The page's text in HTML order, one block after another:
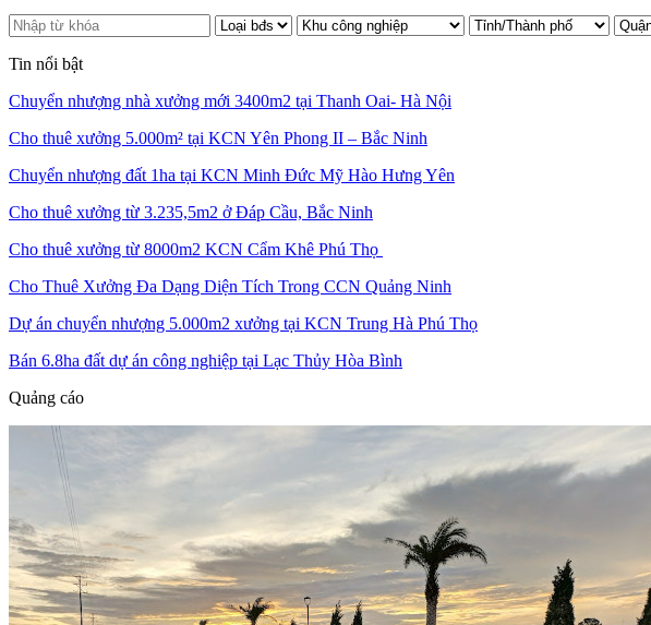
Tin nổi bật
Chuyển nhượng nhà xưởng mới 3400m2 tại Thanh Oai- Hà Nội
Cho thuê xưởng 5.000m² tại KCN Yên Phong II – Bắc Ninh
Chuyển nhượng đất 1ha tại KCN Minh Đức Mỹ Hào Hưng Yên
Cho thuê xưởng từ 3.235,5m2 ở Đáp Cầu, Bắc Ninh
Cho thuê xưởng từ 8000m2 KCN Cẩm Khê Phú Thọ
Cho Thuê Xưởng Đa Dạng Diện Tích Trong CCN Quảng Ninh
Dự án chuyển nhượng 5.000m2 xưởng tại KCN Trung Hà Phú Thọ
Bán 6.8ha đất dự án công nghiệp tại Lạc Thủy Hòa Bình
Quảng cáo